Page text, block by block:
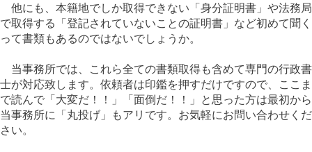
他にも、本籍地でしか取得できない「身分証明書」や法務局
で取得する「登記されていないことの証明書」など初めて聞く
って書類もあるのではないでしょうか。
当事務所では、これら全ての書類取得も含めて専門の行政書
士が対応致します。依頼者は印鑑を押すだけですので、ここま
で読んで「大変だ！！」「面倒だ！！」と思った方は最初から
当事務所に「丸投げ」もアリです。お気軽にお問い合わせくだ
さい。